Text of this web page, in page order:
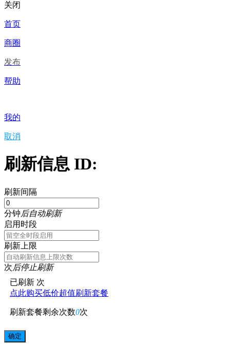
关闭
首页
商圈
发布
帮助
我的
取消
刷新信息 ID:
刷新间隔
分钟后自动刷新
启用时段
刷新上限
次后停止刷新
已刷新 次
点此购买低价超值刷新套餐
刷新套餐剩余次数0次